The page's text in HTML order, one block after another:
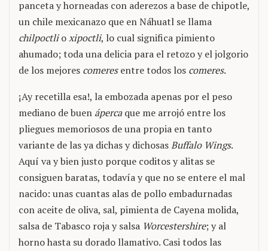
panceta y horneadas con aderezos a base de chipotle,
un chile mexicanazo que en Náhuatl se llama
chilpoctlioxipoctli, lo cual significa pimiento
ahumado; toda una delicia para el retozo y el jolgorio
de los mejores comeresentre todos los comeres.
¡Ay recetilla esa!, la embozada apenas por el peso
mediano de buen ápercaque me arrojó entre los
pliegues memoriosos de una propia en tanto
variante de las ya dichas y dichosasBuffalo Wings.
Aquí va y bien justo porque coditos y alitas se
consiguen baratas, todavía y que no se entere el mal
nacido: unas cuantas alas de pollo embadurnadas
con aceite de oliva, sal, pimienta de Cayena molida,
salsa de Tabasco roja y salsa Worcestershire; y al
horno hasta su dorado llamativo. Casi todos las